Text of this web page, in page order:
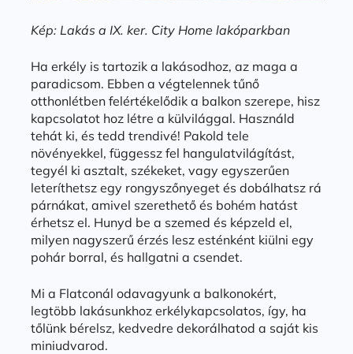
Kép: Lakás a IX. ker. City Home lakóparkban
Ha erkély is tartozik a lakásodhoz, az maga a
paradicsom. Ebben a végtelennek tűnő
otthonlétben felértékelődik a balkon szerepe, hisz
kapcsolatot hoz létre a külvilággal. Használd
tehát ki, és tedd trendivé! Pakold tele
növényekkel, függessz fel hangulatvilágítást,
tegyél ki asztalt, székeket, vagy egyszerűen
leteríthetsz egy rongyszőnyeget és dobálhatsz rá
párnákat, amivel szerethető és bohém hatást
érhetsz el. Hunyd be a szemed és képzeld el,
milyen nagyszerű érzés lesz esténként kiülni egy
pohár borral, és hallgatni a csendet.
Mi a Flatconál odavagyunk a balkonokért,
legtöbb lakásunkhoz erkélykapcsolatos, így, ha
tőlünk bérelsz, kedvedre dekorálhatod a saját kis
miniudvarod.